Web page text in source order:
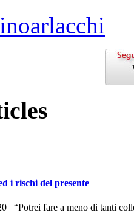
i rischi del presente
“Potrei fare a meno di tanti